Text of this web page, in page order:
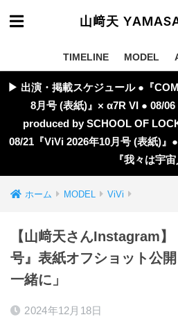
山﨑天
TIMELINE MODEL
▶︎ 出演・掲載スケジュール ●『
8月号 (表紙)』× α7R VI ● 08/
produced by SCHOOL OF
08/21『ViVi 2026年10月号 (表紙)』
『我々は宇宙
ホーム MODEL ViVi
【山﨑天さんInstagram
号』表紙オフショット公
一緒に」
2024年12月18日